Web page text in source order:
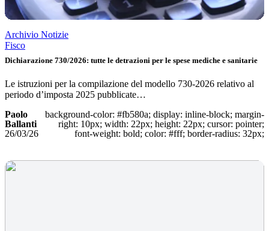
Archivio Notizie
Fisco
Dichiarazione 730/2026: tutte le detrazioni per le spese mediche e sanitarie
Le istruzioni per la compilazione del modello 730-2026 relativo al
periodo d’imposta 2025 pubblicate…
Paolo
Ballanti
26/03/26
background-color: #fb580a; display: inline-block; margin-
right: 10px; width: 22px; height: 22px; cursor: pointer;
font-weight: bold; color: #fff; border-radius: 32px;